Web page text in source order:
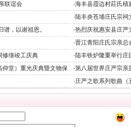
联谊会 ·海丰县霞边村莊氏積
·陆丰炎苍埔庄氏宗
，以谢祖恩。 ·热烈庆祝惠安县庄严
隆重举行
·晋江青阳庄氏宗亲总
修缮竣工庆典 ·陆丰铁炉隆重举行
仰堂）重光庆典暨文物保
·第八届世界庄严宗亲
·庄严之歌系列歌曲